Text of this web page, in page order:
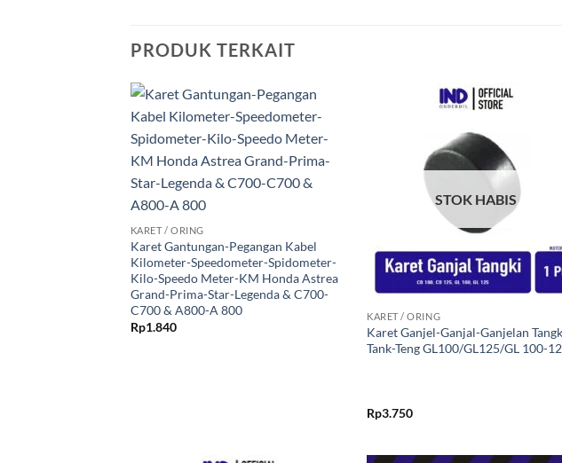
PRODUK TERKAIT
ke Wishlist
+
KARET / ORING
Karet Gantungan-Pegangan Kabel
Kilometer-Speedometer-Spidometer-
Kilo-Speedo Meter-KM Honda Astrea
Grand-Prima-Star-Legenda & C700-
C700 & A800-A 800
Rp1.840
STOK HABIS
KARET / ORING
Karet Ganjel-Ganjal-Ganjelan
Tank-Teng GL100/GL125/GL 100-
Rp3.750